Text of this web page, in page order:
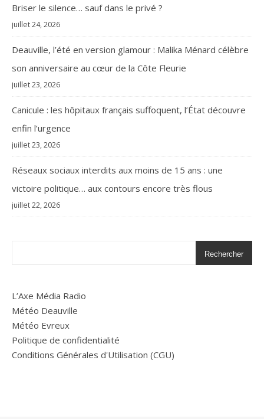
Briser le silence… sauf dans le privé ?
juillet 24, 2026
Deauville, l’été en version glamour : Malika Ménard célèbre
son anniversaire au cœur de la Côte Fleurie
juillet 23, 2026
Canicule : les hôpitaux français suffoquent, l’État découvre
enfin l’urgence
juillet 23, 2026
Réseaux sociaux interdits aux moins de 15 ans : une
victoire politique… aux contours encore très flous
juillet 22, 2026
Rechercher
L’Axe Média Radio
Météo Deauville
Météo Evreux
Politique de confidentialité
Conditions Générales d'Utilisation (CGU)